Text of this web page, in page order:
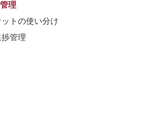
理
トの使い分け
管理